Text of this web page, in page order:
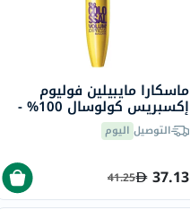
ماسكارا مايبيلين فوليوم
إكسبريس كولوسال 100% -
أسود - 10 مل
التوصيل اليوم
37.13
41.25